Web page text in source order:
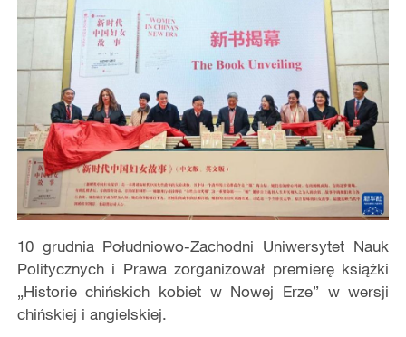
10 grudnia Południowo-Zachodni Uniwersytet Nauk
Politycznych i Prawa zorganizował premierę książki
„Historie chińskich kobiet w Nowej Erze” w wersji
chińskiej i angielskiej.